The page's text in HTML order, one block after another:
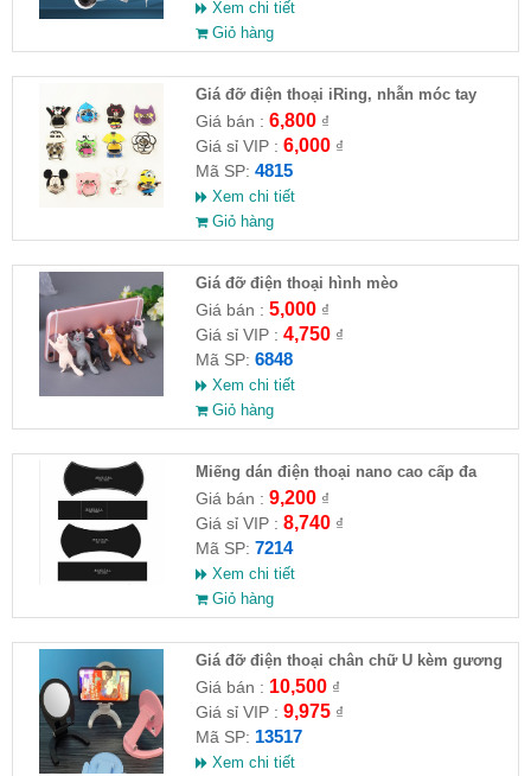
Xem chi tiết
Giỏ hàng
Giá đỡ điện thoại iRing, nhẫn móc tay
chống rớt (nhiều kiểu)
Giá bán : 6,800₫
Giá sỉ VIP : 6,000₫
Mã SP: 4815
Xem chi tiết
Giỏ hàng
Giá đỡ điện thoại hình mèo
Giá bán : 5,000₫
Giá sỉ VIP : 4,750₫
Mã SP: 6848
Xem chi tiết
Giỏ hàng
Miếng dán điện thoại nano cao cấp đa
năng
Giá bán : 9,200₫
Giá sỉ VIP : 8,740₫
Mã SP: 7214
Xem chi tiết
Giỏ hàng
Giá đỡ điện thoại chân chữ U kèm gương
Giá bán : 10,500₫
Giá sỉ VIP : 9,975₫
Mã SP: 13517
Xem chi tiết